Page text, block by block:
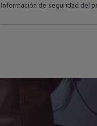
Información de seguridad del